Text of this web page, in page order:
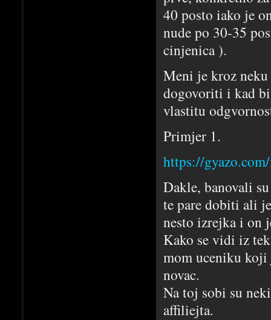
40 posto iako je
nude po 30-35
cinjenica ).
Meni je kroz neku
dogovoriti i kad bi
vlastitu
Primjer 1.
https://
Dakle, banovali
te pare dobiti ali
nesto izrejka i on
Kako se vidi iz
mom uceniku
novac.
Na toj sobi su
affiliejta.